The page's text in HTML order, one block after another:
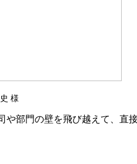
様
部門の壁を飛び越えて、直